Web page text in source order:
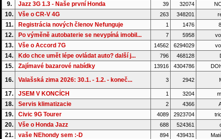
9. Jazz 3G 1.3 - Naše první Honda 39 32074
10. Vše o CR-V 4G 263 348201
11. Registrácia nových členov Nefunguje 1 1476
12. Po výměně autobaterie se nevypíná imobil... 7 5958
13. Vše o Accord 7G 14562 6294029
14. Kdo chce umět lépe ovládat auto? další j... 796 468128
15. Zajímavé bazarové nabídky 13916 4304786
16. Valašská zima 2026: 30.1. - 1.2. - koneč... 3 2942
17. JSEM V KONCÍCH 1 3204
18. Servis klimatizacie 2 4366
19. Civic 9G Tourer 4089 2923704
20. Vše o Honda Jazz 688 524361
21. vaše NEhondy sem :-D 894 439431